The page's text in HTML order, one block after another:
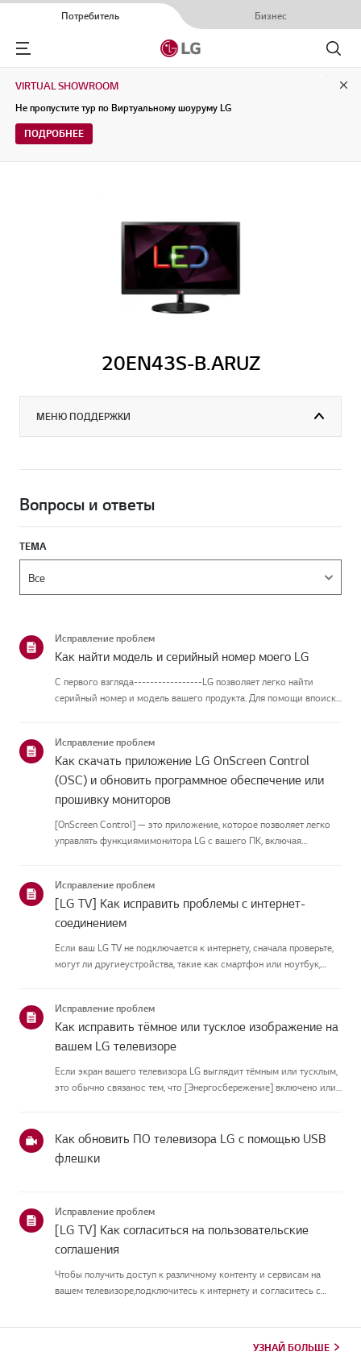
Потребитель Бизнес
Menu
Поиск
VIRTUAL SHOWROOM
Не пропустите тур по Виртуальному шоуруму LG
ПОДРОБНЕЕ
20EN43S-B.ARUZ
МЕНЮ ПОДДЕРЖКИ
Вопросы и ответы
ТЕМА
Исправление проблем
Как найти модель и серийный номер моего LG
С первого взгляда-----------------LG позволяет легко найти
серийный номер и модель вашего продукта. Для помощи впоиске
руководство создано...
Исправление проблем
Как скачать приложение LG OnScreen Control
(OSC) и обновить программное обеспечение или
прошивку мониторов
[OnScreen Control] — это приложение, которое позволяет легко
управлять функциямимонитора LG с вашего ПК, включая
приложение для вашей ...
Исправление проблем
[LG TV] Как исправить проблемы с интернет-
соединением
Если ваш LG TV не подключается к интернету, сначала проверьте,
могут ли другиеустройства, такие как смартфон или ноутбук,
Исправление проблем
Как исправить тёмное или тусклое изображение на
вашем LG телевизоре
Если экран вашего телевизора LG выглядит тёмным или тусклым,
это обычно связанос тем, что [Энергосбережение] включено или
Как обновить ПО телевизора LG с помощью USB
флешки
Исправление проблем
[LG TV] Как согласиться на пользовательские
соглашения
Чтобы получить доступ к различному контенту и сервисам на
вашем телевизоре,подключитесь к интернету и согласитесь с
УЗНАЙ БОЛЬШЕ